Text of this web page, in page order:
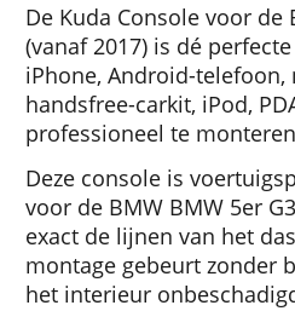
De Kuda Console voor de
(vanaf 2017) is dé
iPhone, Android-telefoon,
handsfree-carkit, iPod,
professioneel te
Deze console is
voor de BMW BMW 5er
exact de lijnen van het
montage gebeurt zonder
het interieur